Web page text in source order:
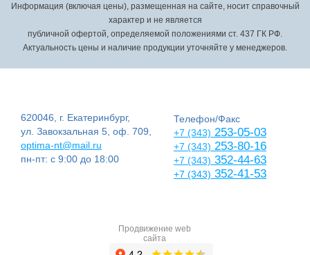
Информация (включая цены), размещенная на сайте, носит справочный
характер и не является
публичной офертой, определяемой положениями ст. 437 ГК РФ.
Актуальность цены и наличие продукции уточняйте у менеджеров.
620046, г. Екатеринбург,
ул. Завокзальная 5, оф. 709,
optima-nt@mail.ru
пн-пт: с 9:00 до 18:00
Телефон/Факс
+7 (343) 253-05-03
+7 (343) 253-80-16
+7 (343) 352-44-63
+7 (343) 352-41-53
Продвижение web
сайта